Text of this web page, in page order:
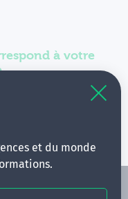
et du monde
à votre
en élargissant